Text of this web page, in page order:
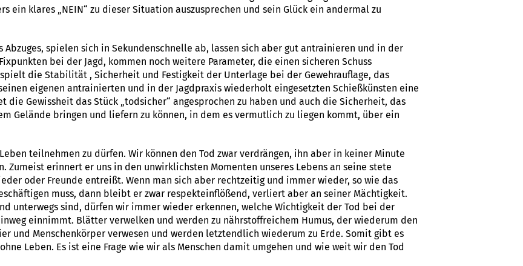
ein klares „NEIN“ zu dieser Situation auszusprechen und sein Glück ein andermal zu
spielen sich in Sekundenschnelle ab, lassen sich aber gut antrainieren und in der
bei der Jagd, kommen noch weitere Parameter, die einen sicheren Schuss
die Stabilität , Sicherheit und Festigkeit der Unterlage bei der Gewehrauflage, das
eigenen antrainierten und in der Jagdpraxis wiederholt eingesetzten Schießkünsten eine
Gewissheit das Stück „todsicher“ angesprochen zu haben und auch die Sicherheit, das
Gelände bringen und liefern zu können, in dem es vermutlich zu liegen kommt, über ein
teilnehmen zu dürfen. Wir können den Tod zwar verdrängen, ihn aber in keiner Minute
Zumeist erinnert er uns in den unwirklichsten Momenten unseres Lebens an seine stete
oder Freunde entreißt. Wenn man sich aber rechtzeitig und immer wieder, so wie das
muss, dann bleibt er zwar respekteinflößend, verliert aber an seiner Mächtigkeit.
unterwegs sind, dürfen wir immer wieder erkennen, welche Wichtigkeit der Tod bei der
einnimmt. Blätter verwelken und werden zu nährstoffreichem Humus, der wiederum den
und Menschenkörper verwesen und werden letztendlich wiederum zu Erde. Somit gibt es
Leben. Es ist eine Frage wie wir als Menschen damit umgehen und wie weit wir den Tod